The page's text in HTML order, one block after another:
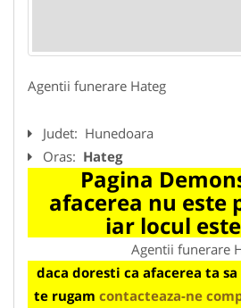
Agentii funerare Hateg
Judet: Hunedoara
Oras: Hateg
Pagina
afacerea nu este
iar locul
Agentii funerare
daca doresti ca afacerea ta
te rugam contacteaza-ne